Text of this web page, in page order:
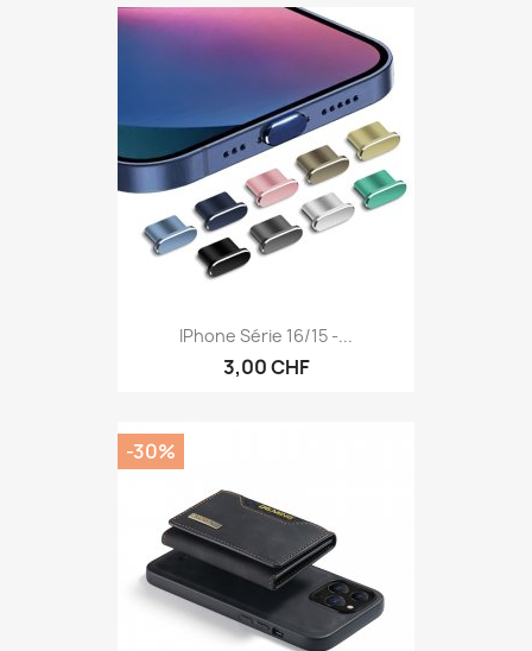
IPhone Série 16/15 -...
3,00 CHF
-30%